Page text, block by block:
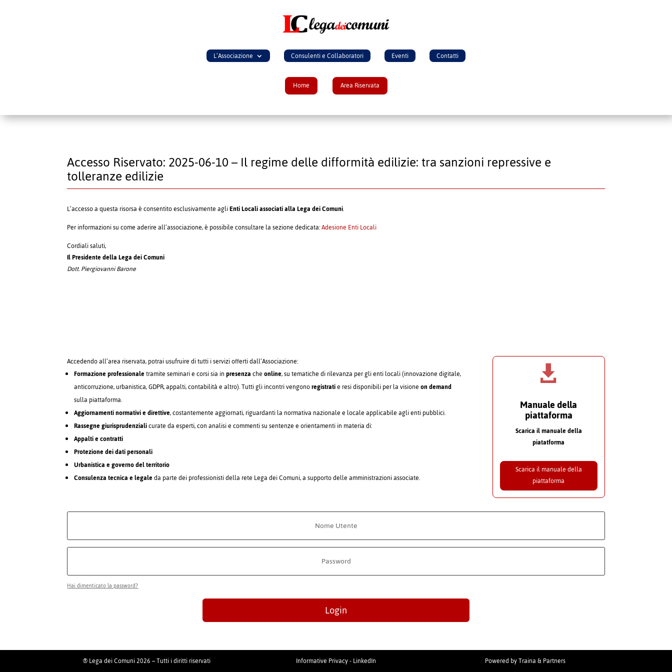
L’Associazione Consulenti e Collaboratori Eventi Contatti
Home Area Riservata
Accesso Riservato: 2025-06-10 – Il regime delle difformità edilizie: tra sanzioni repressive e
tolleranze edilizie
L’accesso a questa risorsa è consentito esclusivamente agliEnti Locali associati alla Lega dei Comuni.
Per informazioni su come aderire all’associazione, è possibile consultare la sezione dedicata:Adesione Enti Locali
Cordiali saluti,
Il Presidente della Lega dei Comuni
Dott. Piergiovanni Barone
Accedendo all’area riservata, potrai usufruire di tutti i servizi offerti dall’Associazione:
Formazione professionaletramite seminari e corsi sia inpresenzacheonline, su tematiche di rilevanza per gli enti locali (innovazione digitale,
anticorruzione, urbanistica, GDPR, appalti, contabilità e altro). Tutti gli incontri vengonoregistratie resi disponibili per la visioneon demand
sulla piattaforma.
Aggiornamenti normativi e direttive, costantemente aggiornati, riguardanti la normativa nazionale e locale applicabile agli enti pubblici.
Rassegne giurisprudenzialicurate da esperti, con analisi e commenti su sentenze e orientamenti in materia di:
Appalti e contratti
Protezione dei dati personali
Urbanistica e governo del territorio
Consulenza tecnica e legaleda parte dei professionisti della rete Lega dei Comuni, a supporto delle amministrazioni associate.

Manuale della
piattaforma
Scarica il manuale della
piatatforma
Scarica il manuale della
piattaforma
Hai dimenticato la password?
Login
® Lega dei Comuni 2026 – Tutti i diritti riservati Informative Privacy-LinkedIn Powered byTraina & Partners